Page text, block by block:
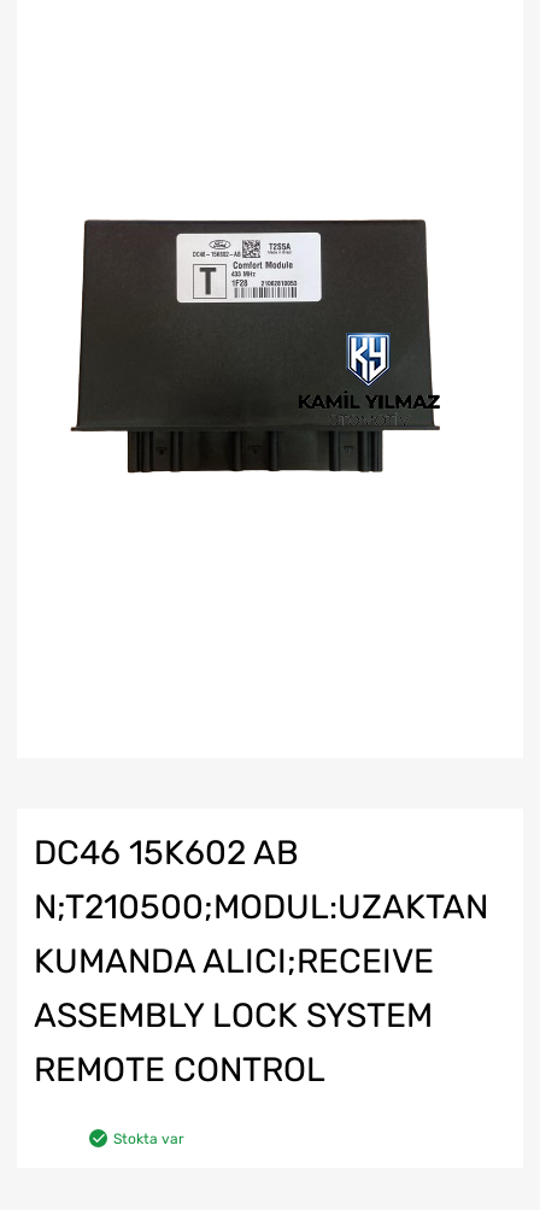
DC46 15K602 AB
N;T210500;MODUL:UZAKTAN
KUMANDA ALICI;RECEIVE
ASSEMBLY LOCK SYSTEM
REMOTE CONTROL
Stokta var